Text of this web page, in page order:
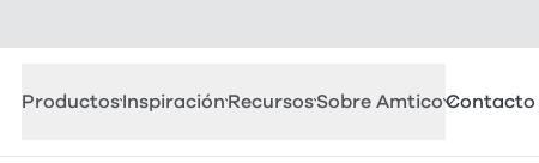
ProductosInspiraciónRecursosSobre AmticoContacto